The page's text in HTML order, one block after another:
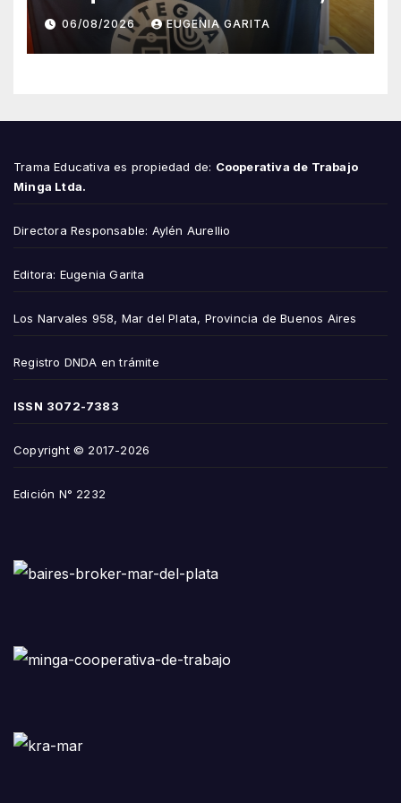
esfuerzo familiar y la jugada
que valió un Mundial
06/08/2026 EUGENIA GARITA
Trama Educativa es propiedad de: Cooperativa de Trabajo
Minga Ltda.
Directora Responsable: Aylén Aurellio
Editora: Eugenia Garita
Los Narvales 958, Mar del Plata, Provincia de Buenos Aires
Registro DNDA en trámite
ISSN 3072-7383
Copyright © 2017-2026
Edición N° 2232